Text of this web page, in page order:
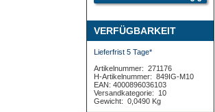
VERFÜGBARKEIT
Lieferfrist 5 Tage*
Artikelnummer: 271176
H-Artikelnummer: 849IG-M10
EAN: 4000896036103
Versandkategorie:
10
Gewicht: 0,0490 Kg